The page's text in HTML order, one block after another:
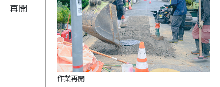
再開
作業再開